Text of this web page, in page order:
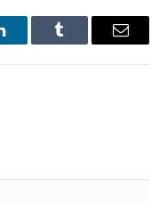
Tumblr Email